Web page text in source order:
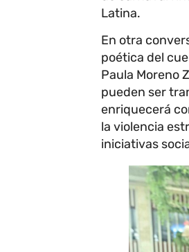
Latina.
En otra
poética del
Paula Moreno
pueden ser
enriquecerá
la violencia
iniciativas